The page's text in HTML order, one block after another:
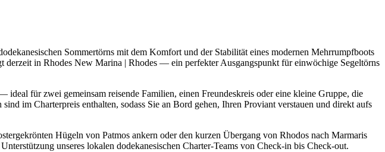
Sommertörns mit dem Komfort und der Stabilität eines modernen Mehrrumpfboots
in Rhodes New Marina | Rhodes — ein perfekter Ausgangspunkt für einwöchige Segeltörns
für zwei gemeinsam reisende Familien, einen Freundeskreis oder eine kleine Gruppe, die
im Charterpreis enthalten, sodass Sie an Bord gehen, Ihren Proviant verstauen und direkt aufs
Hügeln von Patmos ankern oder den kurzen Übergang von Rhodos nach Marmaris
unseres lokalen dodekanesischen Charter-Teams von Check-in bis Check-out.